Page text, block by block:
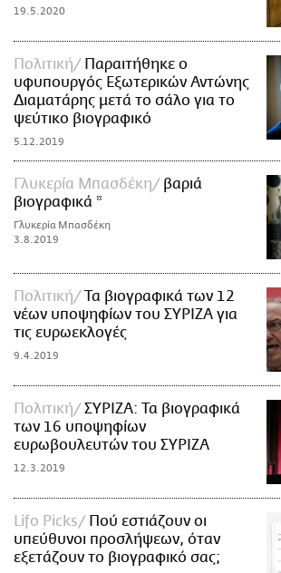
19.5.2020
Πολιτική
Παραιτήθηκε ο
υφυπουργός Εξωτερικών Αντώνης
Διαματάρης μετά το σάλο για το
ψεύτικο βιογραφικό
5.12.2019
Γλυκερία Μπασδέκη
βαριά
βιογραφικά *
Γλυκερία Μπασδέκη
3.8.2019
Πολιτική
Τα βιογραφικά των 12
νέων υποψηφίων του ΣΥΡΙΖΑ για
τις ευρωεκλογές
9.4.2019
Πολιτική
ΣΥΡΙΖΑ: Τα βιογραφικά
των 16 υποψηφίων
ευρωβουλευτών του ΣΥΡΙΖΑ
12.3.2019
Lifo Picks
Πού εστιάζουν οι
υπεύθυνοι προσλήψεων, όταν
εξετάζουν το βιογραφικό σας;